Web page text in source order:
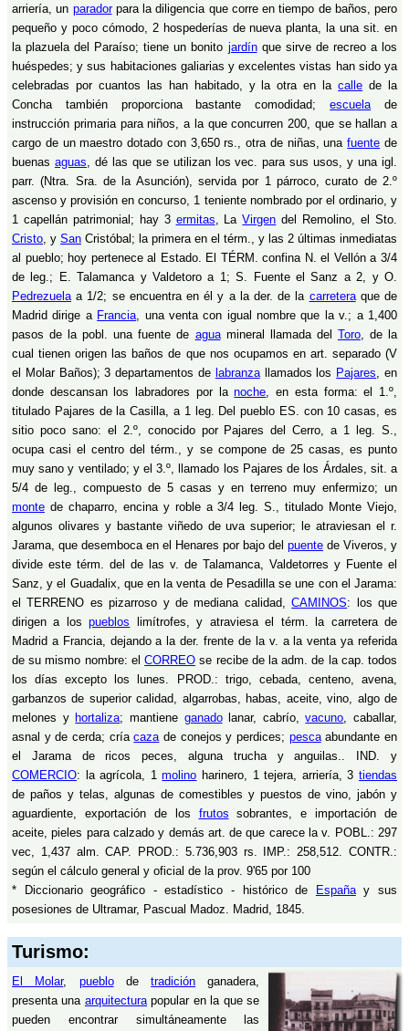
arriería, un paradorpara la diligencia que corre en tiempo de baños, pero
pequeño y poco cómodo, 2 hospederías de nueva planta, la una sit. en
la plazuela del Paraíso; tiene un bonito jardínque sirve de recreo a los
huéspedes; y sus habitaciones galiarias y excelentes vistas han sido ya
celebradas por cuantos las han habitado, y la otra en lacalle de la
Concha también proporciona bastante comodidad;escuelade
instrucción primaria para niños, a la que concurren 200, que se hallan a
cargo de un maestro dotado con 3,650 rs., otra de niñas, unafuente de
buenas aguas, dé las que se utilizan los vec. para sus usos, y una igl.
parr. (Ntra. Sra. de la Asunción), servida por 1 párroco, curato de 2.º
ascenso y provisión en concurso, 1 teniente nombrado por el ordinario, y
1 capellán patrimonial; hay 3 ermitas, LaVirgen del Remolino, el Sto.
Cristo, y San Cristóbal; la primera en el térm., y las 2 últimas inmediatas
al pueblo; hoy pertenece al Estado. El TÉRM. confina N. el Vellón a 3/4
de leg.; E. Talamanca y Valdetoro a 1; S. Fuente el Sanz a 2, y O.
Pedrezuelaa 1/2; se encuentra en él y a la der. de la carreteraque de
Madrid dirige a Francia, una venta con igual nombre que la v.; a 1,400
pasos de la pobl. una fuente de aguamineral llamada del Toro, de la
cual tienen origen las baños de que nos ocupamos en art. separado (V
el Molar Baños); 3 departamentos de labranzallamados los Pajares, en
donde descansan los labradores por lanoche, en esta forma: el 1.º,
titulado Pajares de la Casilla, a 1 leg. Del pueblo ES. con 10 casas, es
sitio poco sano: el 2.º, conocido por Pajares del Cerro, a 1 leg. S.,
ocupa casi el centro del térm., y se compone de 25 casas, es punto
muy sano y ventilado; y el 3.º, llamado los Pajares de los Árdales, sit. a
5/4 de leg., compuesto de 5 casas y en terreno muy enfermizo; un
monte de chaparro, encina y roble a 3/4 leg. S., titulado Monte Viejo,
algunos olivares y bastante viñedo de uva superior; le atraviesan el r.
Jarama, que desemboca en el Henares por bajo del puente de Viveros, y
divide este térm. del de las v. de Talamanca, Valdetorres y Fuente el
Sanz, y el Guadalix, que en la venta de Pesadilla se une con el Jarama:
el TERRENO es pizarroso y de mediana calidad,CAMINOS: los que
dirigen a lospueblos limítrofes, y atraviesa el térm. la carretera de
Madrid a Francia, dejando a la der. frente de la v. a la venta ya referida
de su mismo nombre: elCORREO se recibe de la adm. de la cap. todos
los días excepto los lunes. PROD.: trigo, cebada, centeno, avena,
garbanzos de superior calidad, algarrobas, habas, aceite, vino, algo de
melones y hortaliza; mantiene ganadolanar, cabrío,vacuno, caballar,
asnal y de cerda; críacazade conejos y perdices; pescaabundante en
el Jarama de ricos peces, alguna trucha y anguilas.. IND. y
COMERCIO: la agrícola, 1molino harinero, 1 tejera, arriería, 3tiendas
de paños y telas, algunas de comestibles y puestos de vino, jabón y
aguardiente, exportación de los frutos sobrantes, e importación de
aceite, pieles para calzado y demás art. de que carece la v. POBL.: 297
vec, 1,437 alm. CAP. PROD.: 5.736,903 rs. IMP.: 258,512. CONTR.:
según el cálculo general y oficial de la prov. 9'65 por 100
* Diccionario geográfico - estadístico - histórico de
Españay sus
posesiones de Ultramar, Pascual Madoz. Madrid, 1845.
Turismo:
El Molar, pueblodetradición ganadera,
presenta una arquitecturapopular en la que se
pueden encontrar simultáneamente las